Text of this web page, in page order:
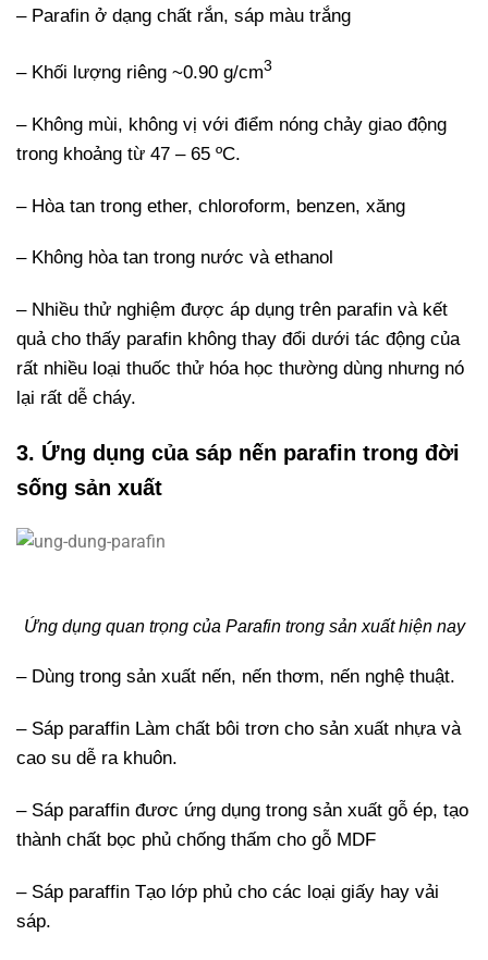
– Parafin ở dạng chất rắn, sáp màu trắng
– Khối lượng riêng ~0.90 g/cm3
– Không mùi, không vị với điểm nóng chảy giao động
trong khoảng từ 47 – 65 ºC.
– Hòa tan trong ether, chloroform, benzen, xăng
– Không hòa tan trong nước và ethanol
– Nhiều thử nghiệm được áp dụng trên parafin và kết
quả cho thấy parafin không thay đổi dưới tác động của
rất nhiều loại thuốc thử hóa học thường dùng nhưng nó
lại rất dễ cháy.
3. Ứng dụng của sáp nến parafin trong đời
sống sản xuất
Ứng dụng quan trọng của Parafin trong sản xuất hiện nay
– Dùng trong sản xuất nến, nến thơm, nến nghệ thuật.
– Sáp paraffin Làm chất bôi trơn cho sản xuất nhựa và
cao su dễ ra khuôn.
– Sáp paraffin đươc ứng dụng trong sản xuất gỗ ép, tạo
thành chất bọc phủ chống thấm cho gỗ MDF
– Sáp paraffin Tạo lớp phủ cho các loại giấy hay vải
sáp.